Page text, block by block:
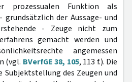
prozessualen Funktion als
der Aussage- und
- Zeuge nicht zum
gemacht werden und
angemessen
(vgl. BVerfGE 38, 105, 113 f.). Die
Subjektstellung des Zeugen und